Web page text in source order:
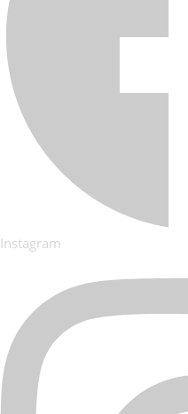
Instagram